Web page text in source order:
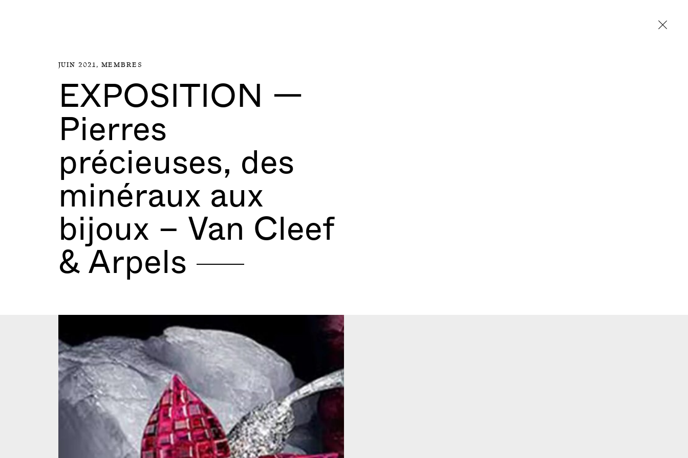
JUIN 2021, MEMBRES
EXPOSITION —
Pierres
précieuses, des
minéraux aux
bijoux – Van Cleef
&Arpels